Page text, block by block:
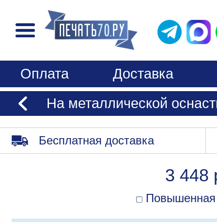
Оплата
Доставка
На металлической
Бесплатная доставка
3 448
Повышенная